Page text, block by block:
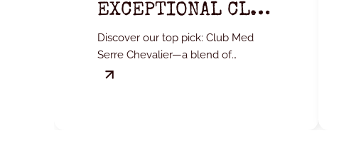
EXCEPTIONAL CLUB
MED EXPERIENCE.
Discover our top pick: Club Med
Serre Chevalier—a blend of
mountains, comfort, and all-